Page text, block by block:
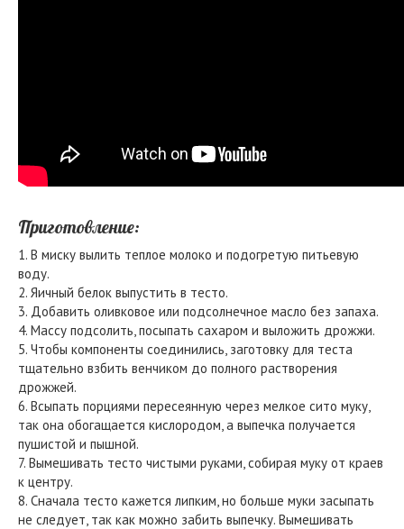
Приготовление:
1. В миску вылить теплое молоко и подогретую питьевую
воду.
2. Яичный белок выпустить в тесто.
3. Добавить оливковое или подсолнечное масло без запаха.
4. Массу подсолить, посыпать сахаром и выложить дрожжи.
5. Чтобы компоненты соединились, заготовку для теста
тщательно взбить венчиком до полного растворения
дрожжей.
6. Всыпать порциями пересеянную через мелкое сито муку,
так она обогащается кислородом, а выпечка получается
пушистой и пышной.
7. Вымешивать тесто чистыми руками, собирая муку от краев
к центру.
8. Сначала тесто кажется липким, но больше муки засыпать
не следует, так как можно забить выпечку. Вымешивать